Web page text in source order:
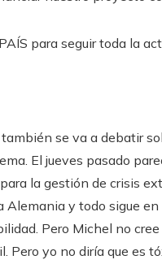
para seguir toda la
también se va a debatir
El jueves pasado
la gestión de crisis
Alemania y todo sigue
Pero Michel no
Pero yo no diría que es